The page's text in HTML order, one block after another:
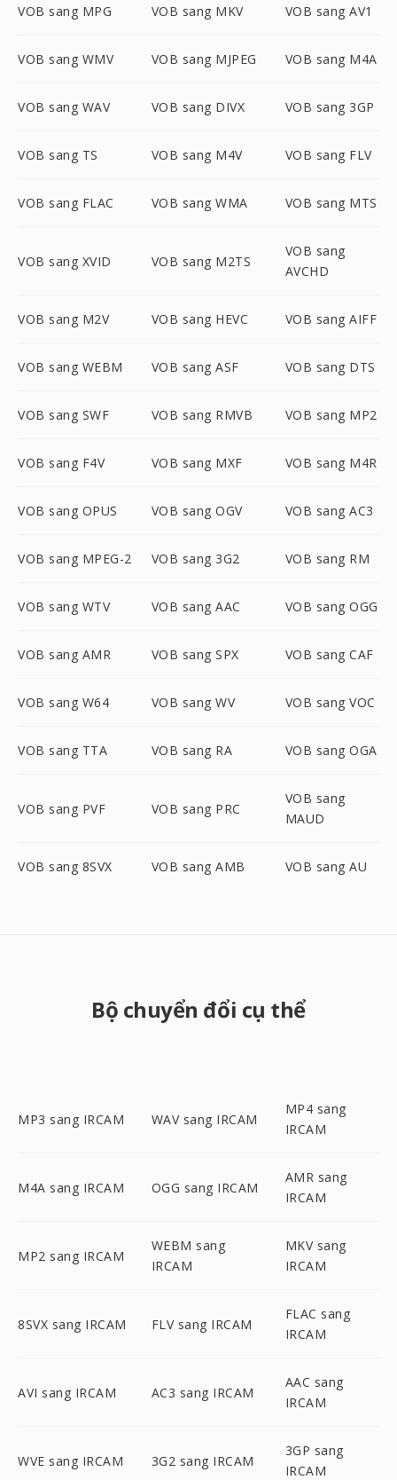
VOB sang MPG VOB sang MKV VOB sang AV1
VOB sang WMV VOB sang MJPEG VOB sang M4A
VOB sang WAV VOB sang DIVX VOB sang 3GP
VOB sang TS VOB sang M4V VOB sang FLV
VOB sang FLAC VOB sang WMA VOB sang MTS
VOB sang XVID VOB sang M2TS
VOB sang
AVCHD
VOB sang M2V VOB sang HEVC VOB sang AIFF
VOB sang WEBM VOB sang ASF VOB sang DTS
VOB sang SWF VOB sang RMVB VOB sang MP2
VOB sang F4V VOB sang MXF VOB sang M4R
VOB sang OPUS VOB sang OGV VOB sang AC3
VOB sang MPEG-2 VOB sang 3G2 VOB sang RM
VOB sang WTV VOB sang AAC VOB sang OGG
VOB sang AMR VOB sang SPX VOB sang CAF
VOB sang W64 VOB sang WV VOB sang VOC
VOB sang TTA VOB sang RA VOB sang OGA
VOB sang PVF VOB sang PRC
VOB sang
MAUD
VOB sang 8SVX VOB sang AMB VOB sang AU
Bộ chuyển đổi cụ thể
MP3 sang IRCAM WAV sang IRCAM
MP4 sang
IRCAM
M4A sang IRCAM OGG sang IRCAM
AMR sang
IRCAM
MP2 sang IRCAM
WEBM sang
IRCAM
MKV sang
IRCAM
8SVX sang IRCAM FLV sang IRCAM
FLAC sang
IRCAM
AVI sang IRCAM AC3 sang IRCAM
AAC sang
IRCAM
WVE sang IRCAM 3G2 sang IRCAM
3GP sang
IRCAM